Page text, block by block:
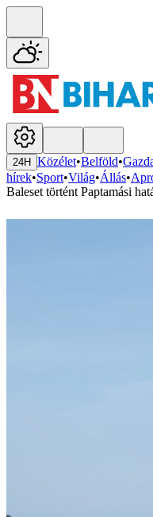
24H Közélet•Belföld•
hírek•Sport•Világ•Állás•
Baleset történt Paptamási